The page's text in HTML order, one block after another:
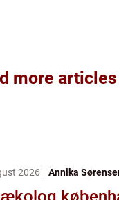
more
2026 Annika